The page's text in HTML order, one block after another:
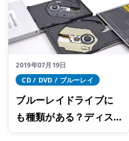
2019年07月19日
CD / DVD / ブルーレイ
ブルーレイドライブに
も種類がある？ディス
クやドライブの基礎知